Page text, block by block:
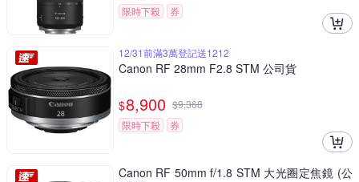
限時下殺 券
12/31前滿3萬登記送1212
Canon RF 28mm F2.8 STM 公司貨
$8,900 $9,368
限時下殺
券
Canon RF 50mm f/1.8 STM 大光圈定焦鏡 (公